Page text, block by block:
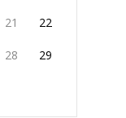
21 22
28 29